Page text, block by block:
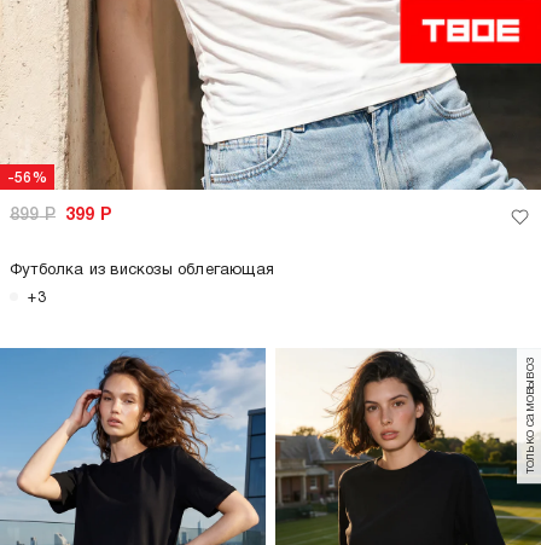
-56%
899Р 399 Р
Футболка из вискозы облегающая
+3
только самовывоз